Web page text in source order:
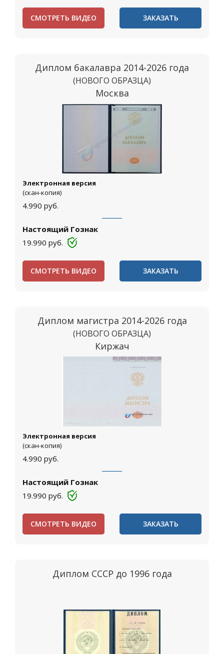
СМОТРЕТЬ ВИДЕО ЗАКАЗАТЬ
Диплом бакалавра 2014-2026 года
(НОВОГО ОБРАЗЦА)
Москва
Электронная версия
(скан-копия)
4.990 руб.
Настоящий Гознак
19.990 руб.
СМОТРЕТЬ ВИДЕО ЗАКАЗАТЬ
Диплом магистра 2014-2026 года
(НОВОГО ОБРАЗЦА)
Киржач
Электронная версия
(скан-копия)
4.990 руб.
Настоящий Гознак
19.990 руб.
СМОТРЕТЬ ВИДЕО ЗАКАЗАТЬ
Диплом СССР до 1996 года